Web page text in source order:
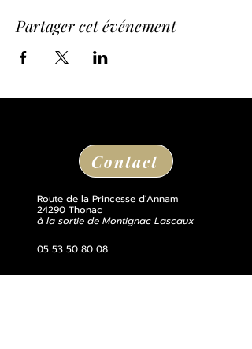
Partager cet événement
Contact
Route de la Princesse d'Annam
24290 Thonac
à la sortie de Montignac Lascaux
05 53 50 80 08